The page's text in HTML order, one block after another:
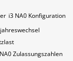
i3 NA0 Konfiguration
Zulassungszahlen